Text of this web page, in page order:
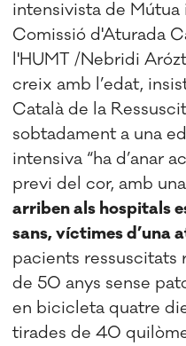
intensivista de
Comissió d'Aturada
l'HUMT /Nebridi
creix amb l’edat,
Català de la
sobtadament a una
intensiva “ha d’anar
previ del cor, amb
arriben als hospitals
sans, víctimes d’una
pacients ressuscitats
de 50 anys sense
en bicicleta quatre
tirades de 40